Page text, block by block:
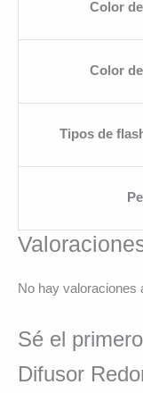
Color
Color
Tipos de
No hay valoraciones
Sé el
Difusor